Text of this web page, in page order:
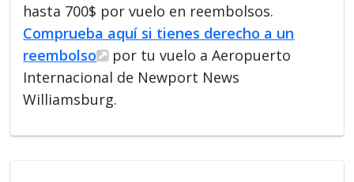
hasta 700$ por vuelo en reembolsos.
Comprueba aquí si tienes derecho a un
reembolso
por tu vuelo a Aeropuerto
Internacional de Newport News
Williamsburg.